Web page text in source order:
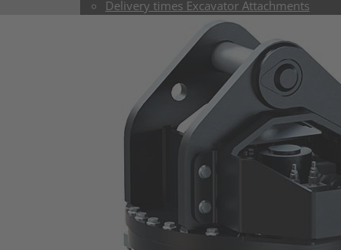
Delivery times Excavator Attachments
Delivery times Crane Attachments
Negozio di ricambi
Negozio ToGo